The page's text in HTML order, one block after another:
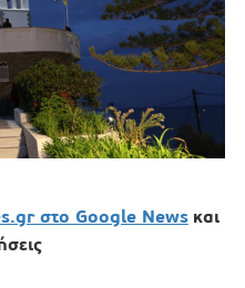
στο Google News και